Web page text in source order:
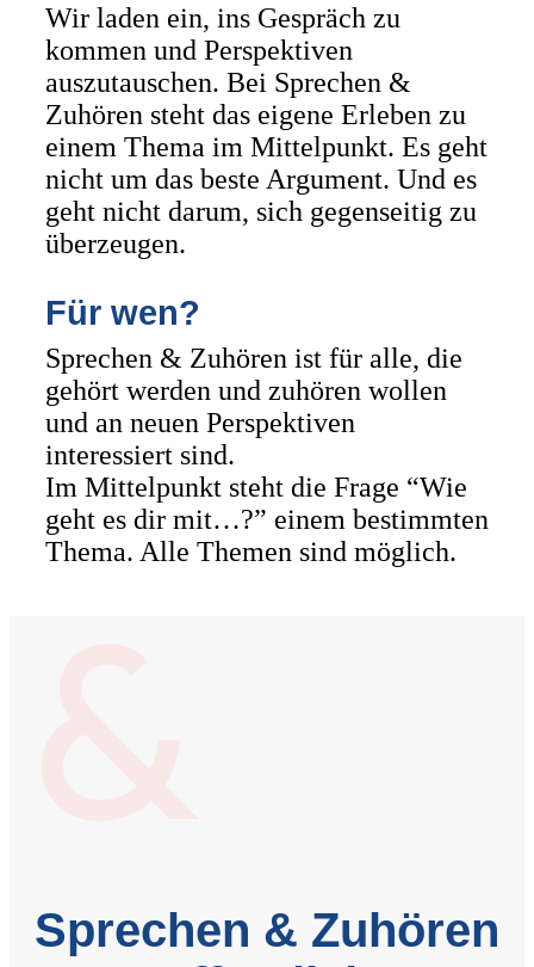
Wir laden ein, ins Gespräch zu
kommen und Perspektiven
auszutauschen. Bei Sprechen &
Zuhören steht das eigene Erleben zu
einem Thema im Mittelpunkt. Es geht
nicht um das beste Argument. Und es
geht nicht darum, sich gegenseitig zu
überzeugen.
Für wen?
Sprechen & Zuhören ist für alle, die
gehört werden und zuhören wollen
und an neuen Perspektiven
interessiert sind.
Im Mittelpunkt steht die Frage “Wie
geht es dir mit…?” einem bestimmten
Thema. Alle Themen sind möglich.
Sprechen & Zuhören